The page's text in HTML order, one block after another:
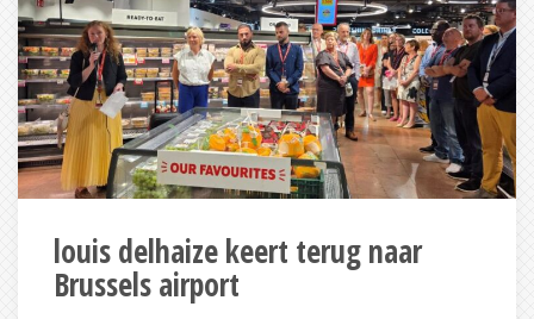
louis delhaize keert terug naar
Brussels airport